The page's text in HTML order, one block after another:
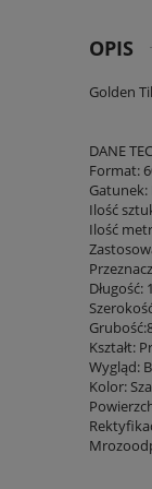
OPIS
Golden
DANE
Format:
Gatunek:
Ilość
Ilość
Długość:
Kształt:
Wygląd:
Kolor: